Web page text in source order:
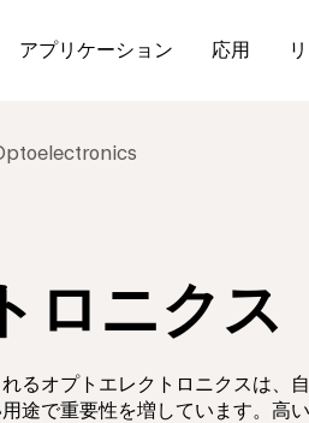
アプリケーション 応用
ロニクス
るオプトエレクトロニクスは、
途で重要性を増しています。高